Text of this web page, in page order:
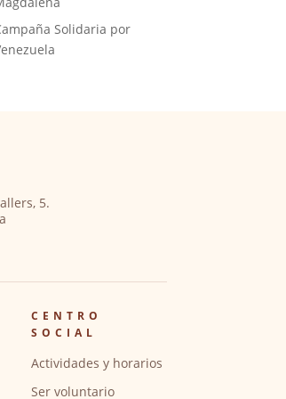
Solidaria por
5.
CENTRO
SOCIAL
Actividades y horarios
Ser voluntario